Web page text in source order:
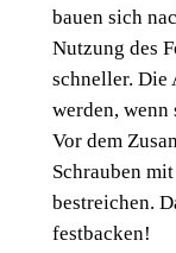
bauen sich
Nutzung des
schneller. Die
werden, wenn
Vor dem
Schrauben
bestreichen.
festbacken!